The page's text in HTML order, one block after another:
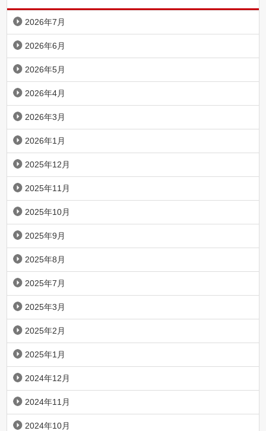
2026年7月
2026年6月
2026年5月
2026年4月
2026年3月
2026年1月
2025年12月
2025年11月
2025年10月
2025年9月
2025年8月
2025年7月
2025年3月
2025年2月
2025年1月
2024年12月
2024年11月
2024年10月